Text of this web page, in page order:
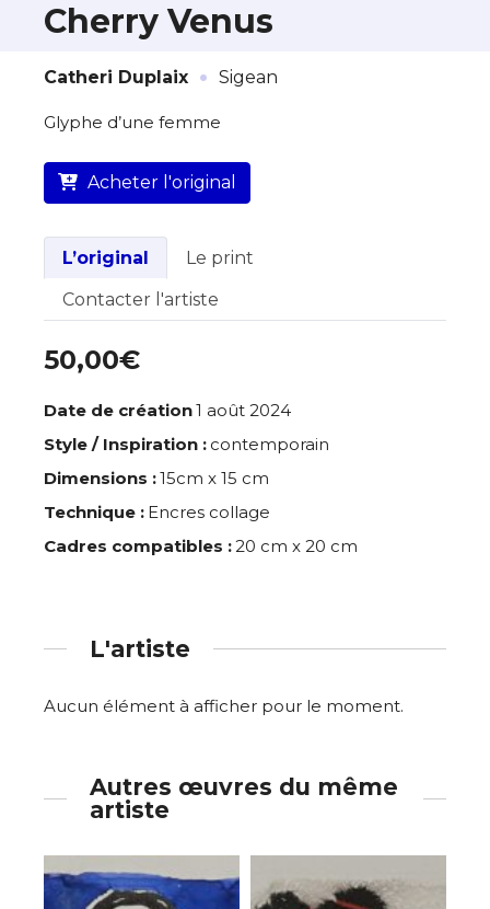
À propos de cette œuvre
L’artiste assume l’entière responsabilité
la livraison de l’œuvre originale.
Lieu où se trouve l’œuvre originale :
Cherry Venus
Catheri Duplaix · Sigean
Glyphe d’une femme
Acheter l'original
L’original
Le print
Contacter l'artiste
50,00€
Date de création1 août 2024
Style / Inspiration : contemporain
Dimensions :15cm x 15 cm
Technique : Encres collage
Cadres compatibles :20 cm x 20 cm
L'artiste
Aucun élément à afficher pour le moment.
Autres œuvres du même
artiste